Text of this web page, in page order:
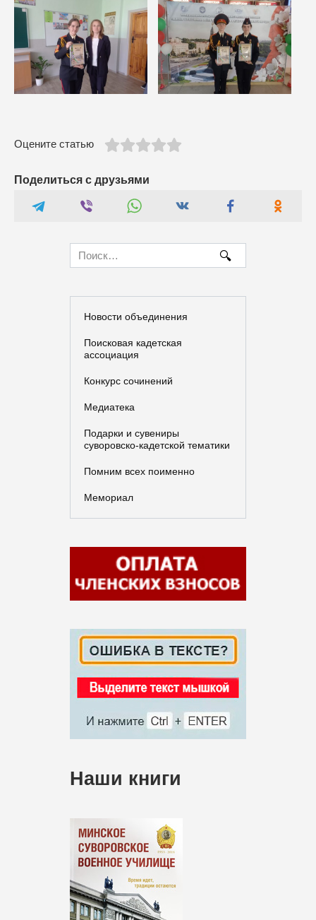
Оцените статью
Поделиться с друзьями
for:
Новости объединения
Поисковая кадетская
ассоциация
Конкурс сочинений
Медиатека
Подарки и сувениры
суворовско-кадетской тематики
Помним всех поименно
Мемориал
Наши книги